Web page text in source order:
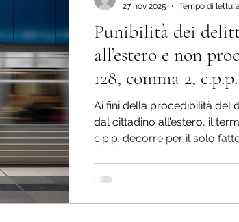
Impugnazioni Diritto
dell'immigrazione Delitti contro la
Stupefacenti Delitti contro la P.A.
giuridica Procedura penale
Punibilità dei
all’estero e non
128, comma 2, c.p.p.
Ai fini della procedibilità del
dal cittadino all’estero, il
c.p.p. decorre per il solo
27 nov 2025
Tempo di